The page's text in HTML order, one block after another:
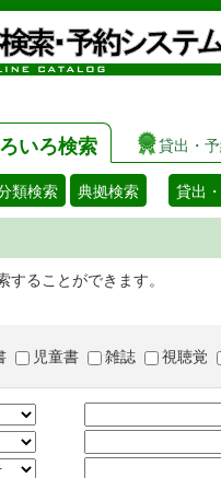
いろ検索 貸出・
類検索 典拠検索 貸出
ることができます。
児童書 雑誌 視聴覚